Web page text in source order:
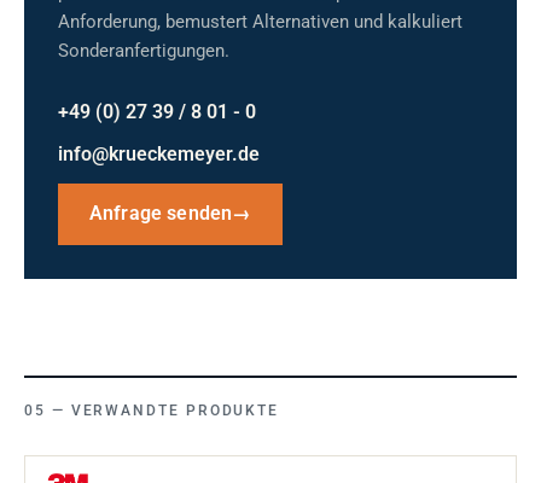
Anforderung, bemustert Alternativen und kalkuliert
Sonderanfertigungen.
+49 (0) 27 39 / 8 01 - 0
info@krueckemeyer.de
Anfrage senden→
VERWANDTE PRODUKTE